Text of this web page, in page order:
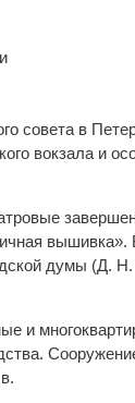
совета в
вокзала и
думы (Д. Н.
и